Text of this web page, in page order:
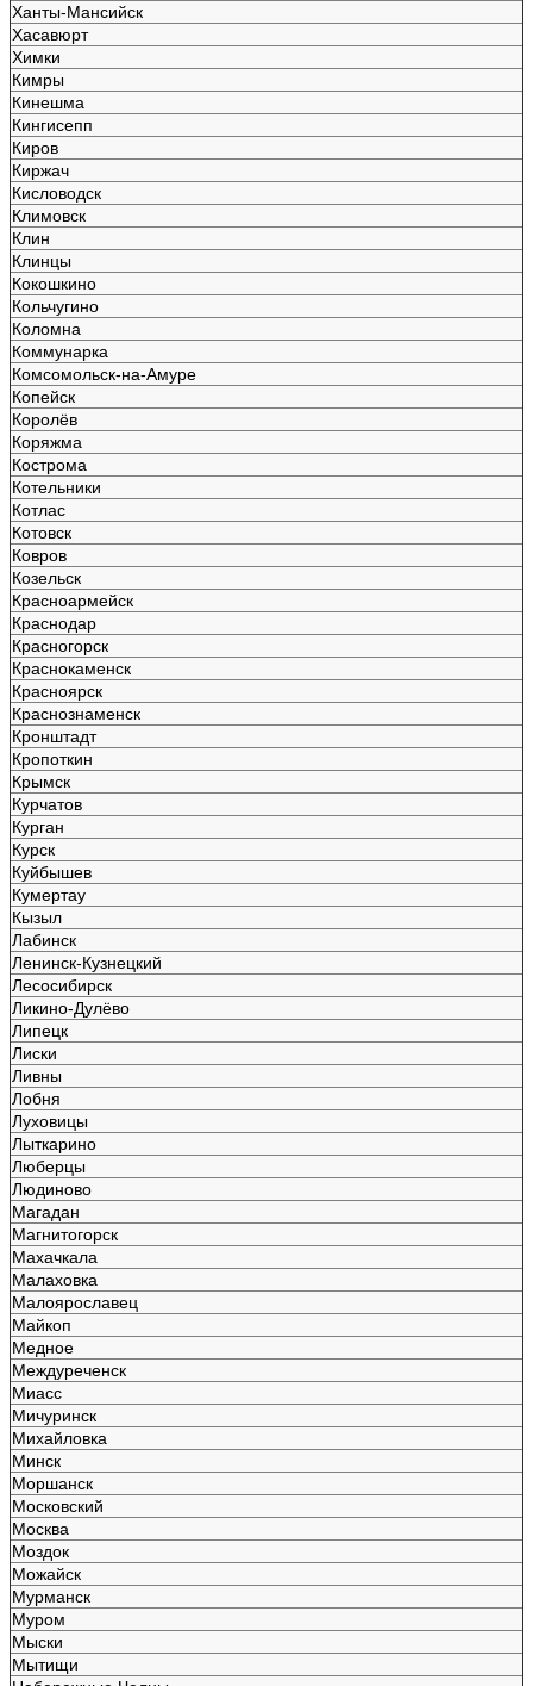
Ханты-Мансийск
Хасавюрт
Химки
Кимры
Кинешма
Кингисепп
Киров
Киржач
Кисловодск
Климовск
Клин
Клинцы
Кокошкино
Кольчугино
Коломна
Коммунарка
Комсомольск-на-Амуре
Копейск
Королёв
Коряжма
Кострома
Котельники
Котлас
Котовск
Ковров
Козельск
Красноармейск
Краснодар
Красногорск
Краснокаменск
Красноярск
Краснознаменск
Кронштадт
Кропоткин
Крымск
Курчатов
Курган
Курск
Куйбышев
Кумертау
Кызыл
Лабинск
Ленинск-Кузнецкий
Лесосибирск
Ликино-Дулёво
Липецк
Лиски
Ливны
Лобня
Луховицы
Лыткарино
Люберцы
Людиново
Магадан
Магнитогорск
Махачкала
Малаховка
Малоярославец
Майкоп
Медное
Междуреченск
Миасс
Мичуринск
Михайловка
Минск
Моршанск
Московский
Москва
Моздок
Можайск
Мурманск
Муром
Мыски
Мытищи